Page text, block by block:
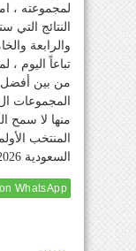
لمجموعته ،
النتائج التي
والرابعة
تباعاً اليوم
من بين أفضل
منها لا سمح
المنتخب
السعودية 2026
WhatsApp